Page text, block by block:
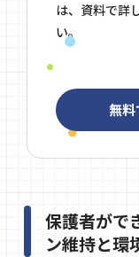
は、資料で詳
い。
無
保護者がで
ン維持と環